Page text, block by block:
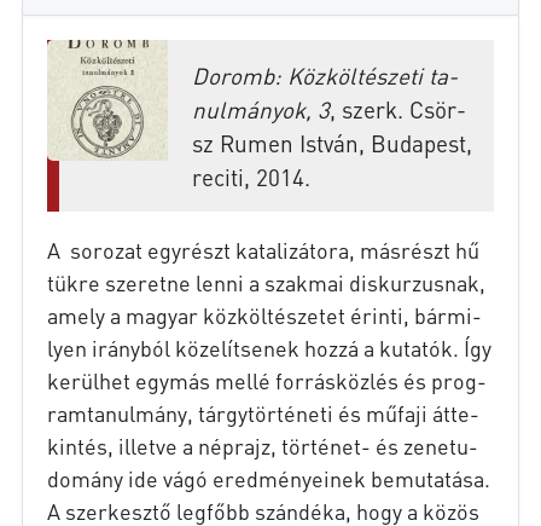
Do­romb: Köz­köl­té­szeti ta­
nul­má­nyok, 3, szerk. Csör­
sz Ru­men Ist­ván, Bu­da­pest,
re­citi, 2014.
A so­ro­zat egy­részt ka­ta­li­zá­to­ra, más­részt hű
tük­re sze­ret­ne len­ni a szak­mai dis­kur­zus­nak,
amely a ma­gyar köz­köl­té­sze­tet érin­ti, bár­mi­
lyen irány­ból kö­ze­lít­se­nek hoz­zá a ku­ta­tók. Így
ke­rül­het egy­más mel­lé for­rás­köz­lés és prog­
ram­ta­nul­mány, tárgy­tör­té­ne­ti és mű­fa­ji át­te­
kin­tés, il­let­ve a nép­rajz, történet- és ze­ne­tu­
do­mány ide vágó ered­mé­nye­i­nek be­mu­ta­tá­sa.
A szer­kesz­tő leg­főbb szán­dé­ka, hogy a kö­zös